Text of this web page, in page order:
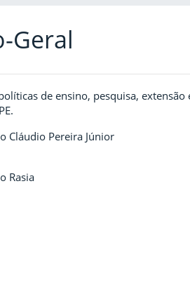
Geral
de ensino, pesquisa,
Cláudio Pereira Júnior
Rasia